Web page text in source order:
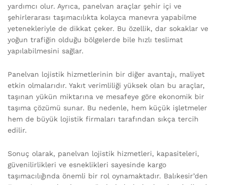
yardımcı olur. Ayrıca, panelvan araçlar şehir içi ve
şehirlerarası taşımacılıkta kolayca manevra yapabilme
yetenekleriyle de dikkat çeker. Bu özellik, dar sokaklar ve
yoğun trafiğin olduğu bölgelerde bile hızlı teslimat
yapılabilmesini sağlar.
Panelvan lojistik hizmetlerinin bir diğer avantajı, maliyet
etkin olmalarıdır. Yakıt verimliliği yüksek olan bu araçlar,
taşınan yükün miktarına ve mesafeye göre ekonomik bir
taşıma çözümü sunar. Bu nedenle, hem küçük işletmeler
hem de büyük lojistik firmaları tarafından sıkça tercih
edilir.
Sonuç olarak, panelvan lojistik hizmetleri, kapasiteleri,
güvenilirlikleri ve esneklikleri sayesinde kargo
taşımacılığında önemli bir rol oynamaktadır. Balıkesir’den